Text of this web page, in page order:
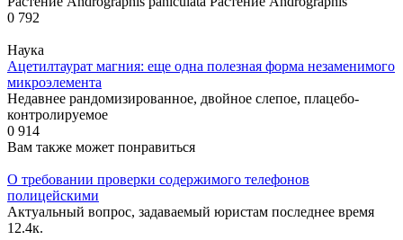
0 792
Наука
Ацетилтаурат магния: еще одна полезная форма незаменимого
микроэлемента
Недавнее рандомизированное, двойное слепое, плацебо-
контролируемое
0 914
Вам также может понравиться
О требовании проверки содержимого телефонов
полицейскими
Актуальный вопрос, задаваемый юристам последнее время
1 2.4к.